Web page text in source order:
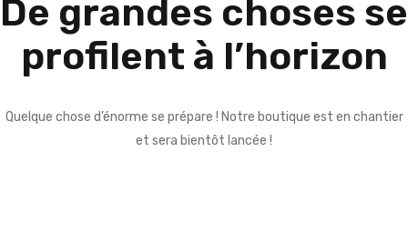
De grandes choses se
profilent à l’horizon
Quelque chose d’énorme se prépare ! Notre boutique est en chantier
et sera bientôt lancée !